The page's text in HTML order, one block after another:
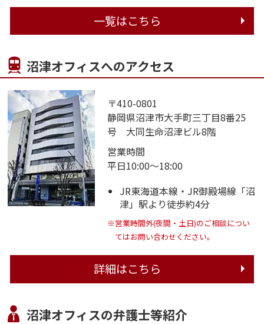
一覧はこちら
沼津オフィスへのアクセス
〒410-0801
静岡県沼津市大手町三丁目8番25
号 大同生命沼津ビル8階
営業時間
平日10:00～18:00
JR東海道本線・JR御殿場線「沼
津」駅より徒歩約4分
※営業時間外(夜間・土日)のご相談につい
てはお問い合わせください。
詳細はこちら
沼津オフィスの弁護士等紹介